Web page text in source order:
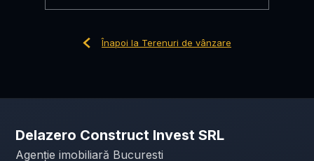
Înapoi la Terenuri de vânzare
Delazero Construct Invest SRL
Agenție imobiliară Bucuresti